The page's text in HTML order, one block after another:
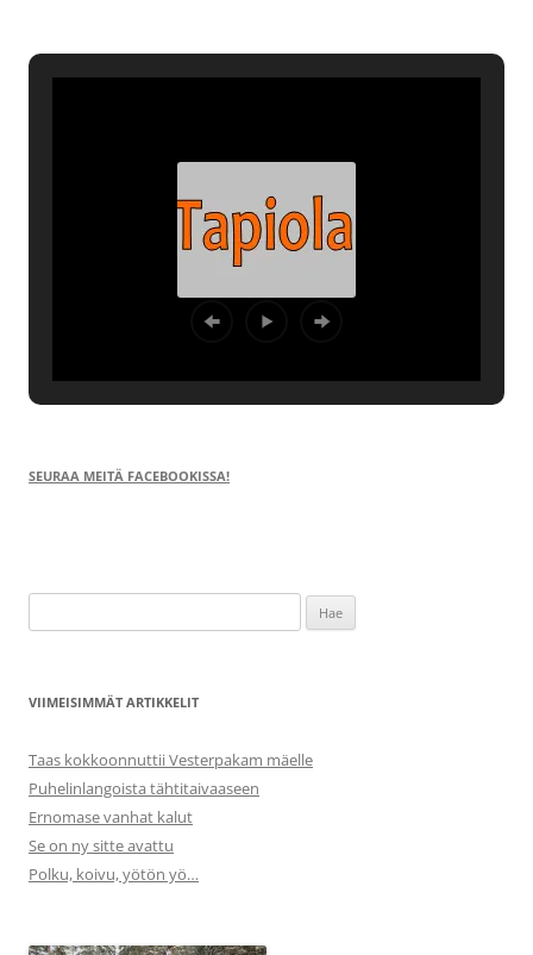
SEURAA MEITÄ FACEBOOKISSA!
VIIMEISIMMÄT ARTIKKELIT
Taas kokkoonnuttii Vesterpakam mäelle
Puhelinlangoista tähtitaivaaseen
Ernomase vanhat kalut
Se on ny sitte avattu
Polku, koivu, yötön yö…